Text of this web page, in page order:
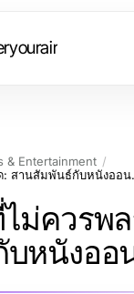
& Entertainment
หนังสือ
ม่ควรพ
หนังออ